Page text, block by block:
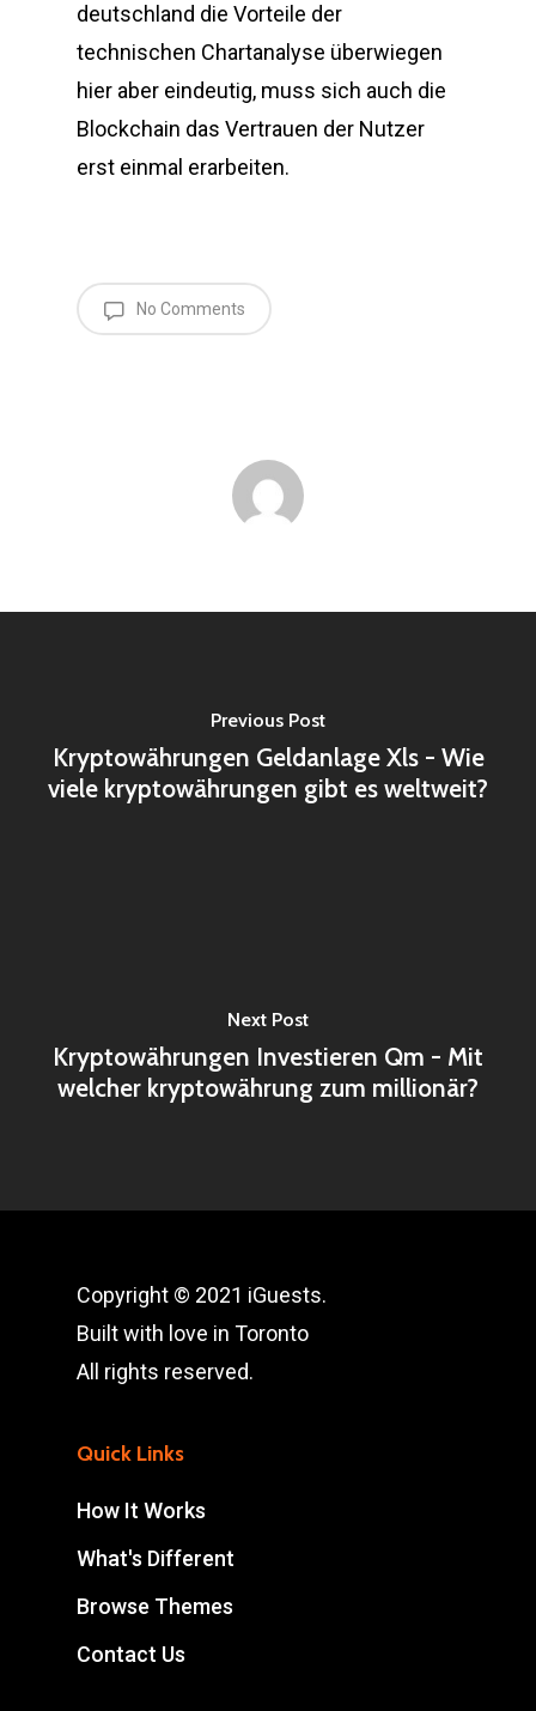
deutschland die Vorteile der
technischen Chartanalyse überwiegen
hier aber eindeutig, muss sich auch die
Blockchain das Vertrauen der Nutzer
erst einmal erarbeiten.
No Comments
Previous Post
Kryptowährungen Geldanlage Xls - Wie
viele kryptowährungen gibt es weltweit?
Next Post
Kryptowährungen Investieren Qm - Mit
welcher kryptowährung zum millionär?
Copyright © 2021 iGuests.
Built with love in Toronto
All rights reserved.
Quick Links
How It Works
What's Different
Browse Themes
Contact Us